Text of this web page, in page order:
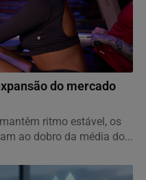
do mercado
ritmo estável, os
ao dobro da média do...